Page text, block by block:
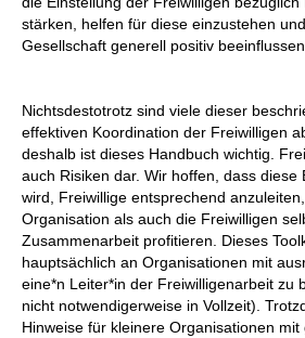
stärken, helfen für diese einzustehen
Gesellschaft generell positiv
Nichtsdestotrotz sind viele dieser
effektiven Koordination der Freiwilligen
deshalb ist dieses Handbuch wichtig.
auch Risiken dar. Wir hoffen, dass diese
wird, Freiwillige entsprechend
Organisation als auch die Freiwilligen
Zusammenarbeit profitieren. Dieses
hauptsächlich an Organisationen mit
eine*n Leiter*in der Freiwilligenarbeit zu
nicht notwendigerweise in Vollzeit).
Hinweise für kleinere Organisationen